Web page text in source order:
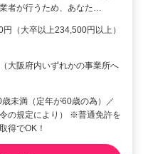
者が行うため、あなた…
（大卒以上234,500円以上）
大阪府内いずれかの事業所へ
未満（定年が60歳の為）／
の規定により） ※普通免許を
得でOK！